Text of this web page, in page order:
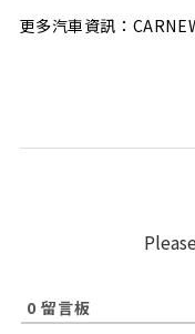
更多汽車資訊：
0 留言板